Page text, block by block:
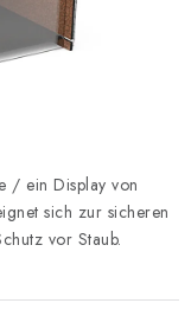
/ ein Display von
sich zur sicheren
vor Staub.